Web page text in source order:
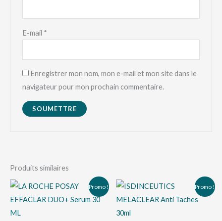
E-mail *
Enregistrer mon nom, mon e-mail et mon site dans le
navigateur pour mon prochain commentaire.
Produits similaires
Promo !
Le
prix
initial
Le
prix
actuel
د.ت 132,000.
Promo !
Le
prix
initial
Le
prix
actuel